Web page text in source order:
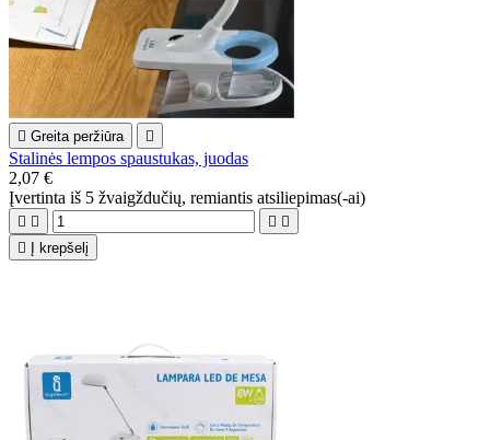
 Greita peržiūra 
Stalinės lempos spaustukas, juodas
2,07 €
Įvertinta iš 5 žvaigždučių, remiantis atsiliepimas(-ai)
   

Į krepšelį